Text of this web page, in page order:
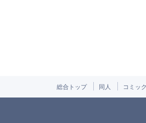
総合トップ 同人 コミッ